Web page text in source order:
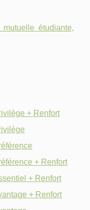
étudiante,
+ Renfort
+ Renfort
+ Renfort
+ Renfort